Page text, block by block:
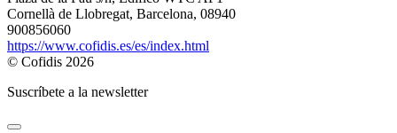
Cornellà de Llobregat, Barcelona, 08940
900856060
https://www.cofidis.es/es/index.html
© Cofidis 2026
Suscríbete a la newsletter